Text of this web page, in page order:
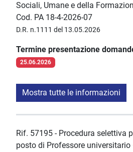
Sociali, Umane e della
Cod. PA 18-4-2026-07
D.R. n.1111 del 13.05.2026
Termine presentazione
25.06.2026
Mostra tutte le informazioni
Rif. 57195 - Procedura selettiva
posto di Professore